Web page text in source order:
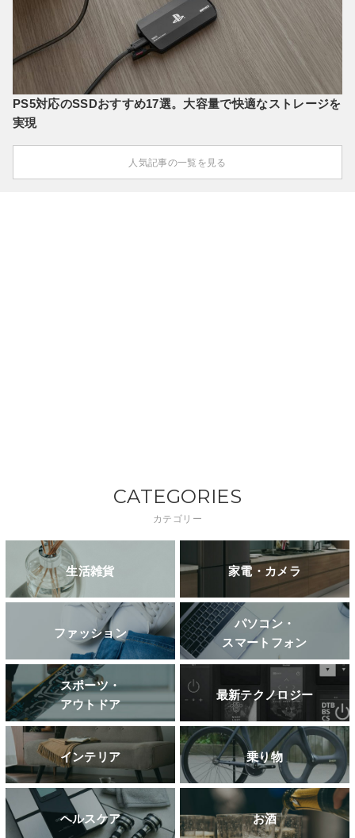
PS5対応のSSDおすすめ17選。大容量で快適なストレージを
実現
人気記事の一覧を見る
CATEGORIES
カテゴリー
生活雑貨 家電・カメラ
ファッション
パソコン・
スマートフォン
スポーツ・
アウトドア
最新テクノロジー
インテリア 乗り物
ヘルスケア お酒